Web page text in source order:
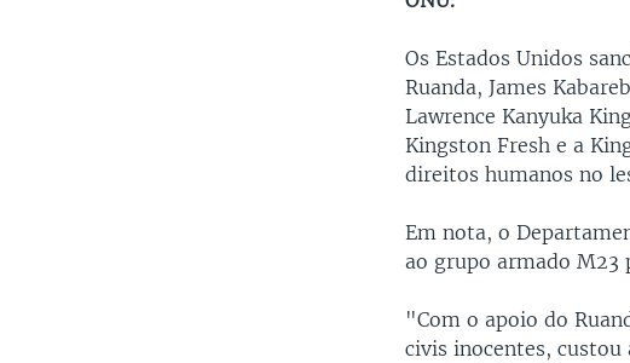
Os Estados Unidos
Ruanda, James
Lawrence Kanyuka
Kingston Fresh e a
direitos humanos no
Em nota, o
ao grupo armado M23
"Com o apoio do
civis inocentes, custou